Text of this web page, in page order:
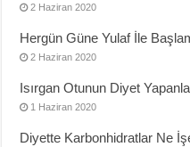
2 Haziran 2020
Hergün Güne Yulaf İle
2 Haziran 2020
Isırgan Otunun Diyet
1 Haziran 2020
Diyette Karbonhidratlar Ne